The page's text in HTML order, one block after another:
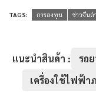
TAGS: การลงทุน ข่าวจีนล่
แนะนำสินค้า : รถ
เครื่องใช้ไฟฟ้า